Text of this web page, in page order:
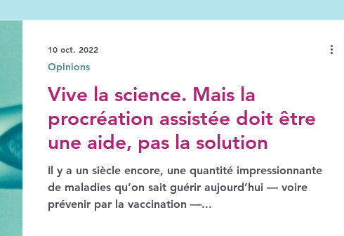
Vive la science. Mais la
procréation assistée doit être
une aide, pas la solution
Il y a un siècle encore, une quantité impressionnante
de maladies qu’on sait guérir aujourd’hui — voire
prévenir par la vaccination —...
Opinions
10 oct. 2022